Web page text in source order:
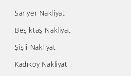
Sarıyer Nakliyat
Beşiktaş Nakliyat
Şişli Nakliyat
Kadıköy Nakliyat